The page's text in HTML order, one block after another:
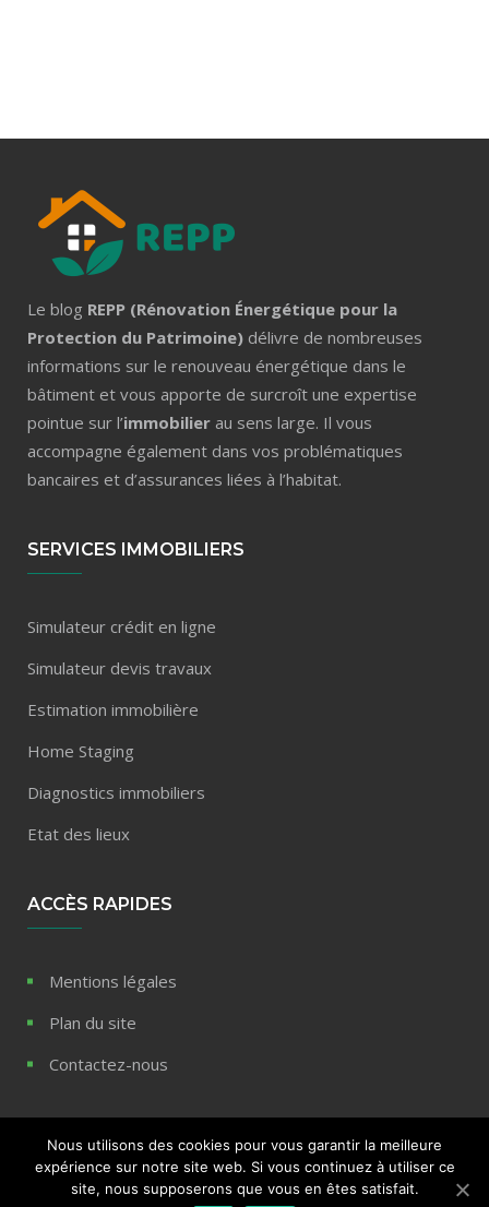
Le blog REPP (Rénovation Énergétique pour la
Protection du Patrimoine) délivre de nombreuses
informations sur le renouveau énergétique dans le
bâtiment et vous apporte de surcroît une expertise
pointue sur l’immobilier au sens large. Il vous
accompagne également dans vos problématiques
bancaires et d’assurances liées à l’habitat.
SERVICES IMMOBILIERS
Simulateur crédit en ligne
Simulateur devis travaux
Estimation immobilière
Home Staging
Diagnostics immobiliers
Etat des lieux
ACCÈS RAPIDES
Mentions légales
Plan du site
Contactez-nous
© 2020 Blog immobilier REPP - Tous droits réservés
Nous utilisons des cookies pour vous garantir la meilleure
expérience sur notre site web. Si vous continuez à utiliser ce
site, nous supposerons que vous en êtes satisfait.